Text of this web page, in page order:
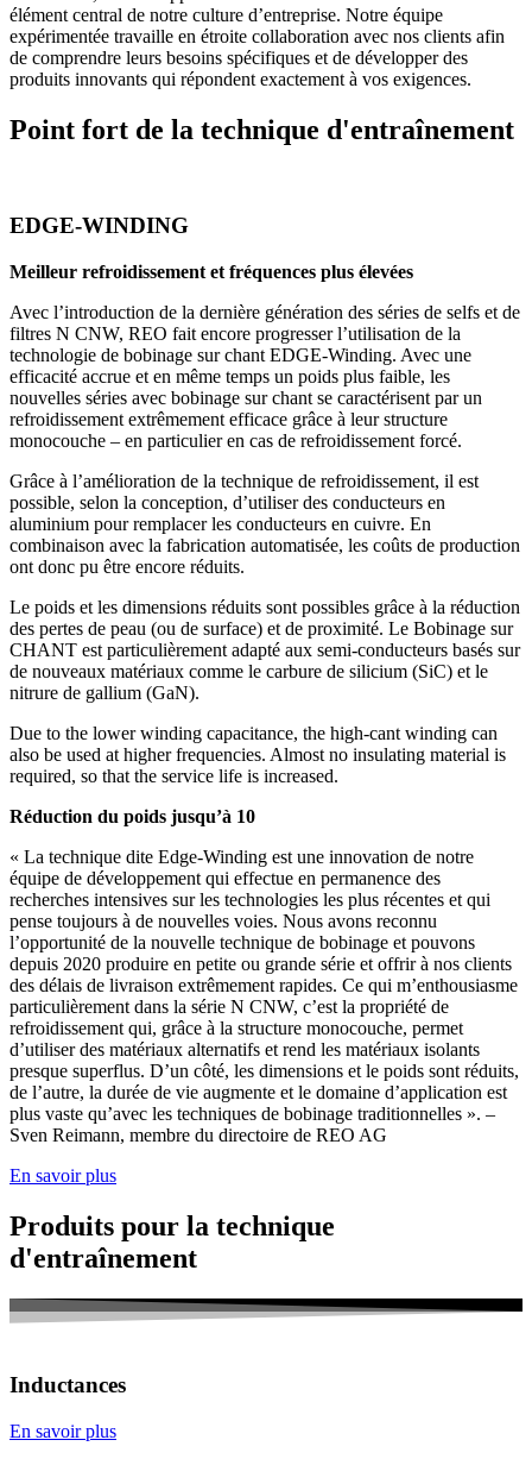
élément central de notre culture d’entreprise. Notre équipe
expérimentée travaille en étroite collaboration avec nos clients afin
de comprendre leurs besoins spécifiques et de développer des
produits innovants qui répondent exactement à vos exigences.
Point fort de la technique d'entraînement
EDGE-WINDING
Meilleur refroidissement et fréquences plus élevées
Avec l’introduction de la dernière génération des séries de selfs et de
filtres N CNW, REO fait encore progresser l’utilisation de la
technologie de bobinage sur chant EDGE-Winding. Avec une
efficacité accrue et en même temps un poids plus faible, les
nouvelles séries avec bobinage sur chant se caractérisent par un
refroidissement extrêmement efficace grâce à leur structure
monocouche – en particulier en cas de refroidissement forcé.
Grâce à l’amélioration de la technique de refroidissement, il est
possible, selon la conception, d’utiliser des conducteurs en
aluminium pour remplacer les conducteurs en cuivre. En
combinaison avec la fabrication automatisée, les coûts de production
ont donc pu être encore réduits.
Le poids et les dimensions réduits sont possibles grâce à la réduction
des pertes de peau (ou de surface) et de proximité. Le Bobinage sur
CHANT est particulièrement adapté aux semi-conducteurs basés sur
de nouveaux matériaux comme le carbure de silicium (SiC) et le
nitrure de gallium (GaN).
Due to the lower winding capacitance, the high-cant winding can
also be used at higher frequencies. Almost no insulating material is
required, so that the service life is increased.
Réduction du poids jusqu’à 10
« La technique dite Edge-Winding est une innovation de notre
équipe de développement qui effectue en permanence des
recherches intensives sur les technologies les plus récentes et qui
pense toujours à de nouvelles voies. Nous avons reconnu
l’opportunité de la nouvelle technique de bobinage et pouvons
depuis 2020 produire en petite ou grande série et offrir à nos clients
des délais de livraison extrêmement rapides. Ce qui m’enthousiasme
particulièrement dans la série N CNW, c’est la propriété de
refroidissement qui, grâce à la structure monocouche, permet
d’utiliser des matériaux alternatifs et rend les matériaux isolants
presque superflus. D’un côté, les dimensions et le poids sont réduits,
de l’autre, la durée de vie augmente et le domaine d’application est
plus vaste qu’avec les techniques de bobinage traditionnelles ». –
Sven Reimann, membre du directoire de REO AG
En savoir plus
Produits pour la technique
d'entraînement
Inductances
En savoir plus